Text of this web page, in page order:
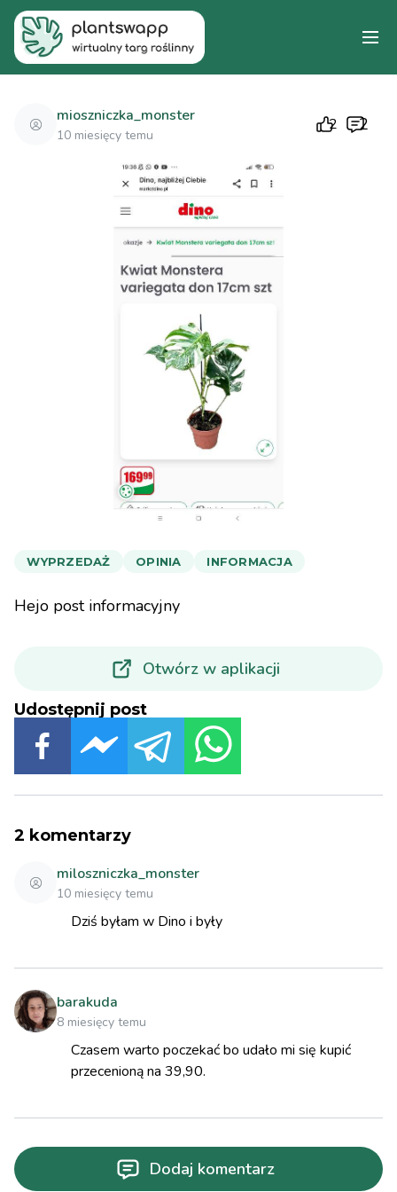
mioszniczka_monster
10 miesięcy temu
2 2
WYPRZEDAŻ OPINIA INFORMACJA
Hejo post informacyjny
Otwórz w aplikacji
Udostępnij post
2 komentarzy
miloszniczka_monster
10 miesięcy temu
Dziś byłam w Dino i były
barakuda
8 miesięcy temu
Czasem warto poczekać bo udało mi się kupić
przecenioną na 39,90.
Dodaj komentarz